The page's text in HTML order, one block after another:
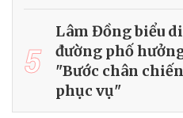
5
Lâm Đồng biểu
đường phố
"Bước chân
phục vụ"